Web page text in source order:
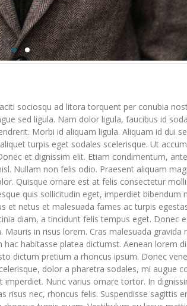
sociosqu ad litora torquent per conubia
sed ligula. Nam dolor ligula, faucibus id
Morbi id aliquam ligula. Aliquam id dui
turpis eget sodales scelerisque. Ut
et dignissim elit. Etiam condimentum,
Nullam non felis odio. Praesent aliquam
Quisque ornare est at felis consectetur
quis sollicitudin eget, imperdiet bibendum
et netus et malesuada fames ac turpis
diam, a tincidunt felis tempus eget. Donec
in risus lorem. Cras malesuada gravida
habitasse platea dictumst. Aenean lorem
dictum pretium a rhoncus ipsum. Donec
dolor a pharetra sodales, mi augue
Nunc varius ornare tortor. In
risus nec, rhoncus felis. Suspendisse sagittis